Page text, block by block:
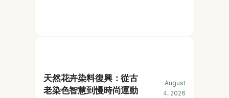
天然花卉染料復興：從古
老染色智慧到慢時尚運動
August
4, 2026